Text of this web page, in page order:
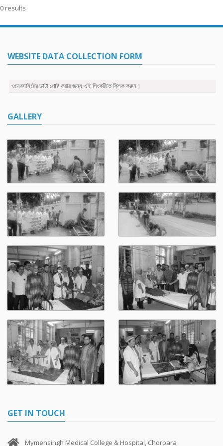
0 results
WEBSITE DATA COLLECTION FORM
ওয়েবসাইটের ডাটা পোষ্ট করার জন্য এই লিংকটিতে ক্লিক করুন।
GALLERY
GET IN TOUCH
Mymensingh Medical College & Hospital, Chorpara